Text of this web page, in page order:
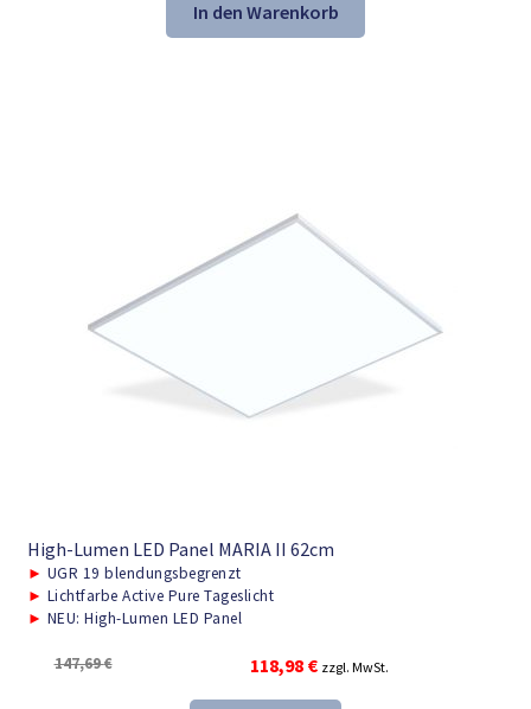
war:
159,99 €
ist:
114,99 €.
In den Warenkorb
High-Lumen LED Panel MARIA II 62cm
► UGR 19 blendungsbegrenzt
► Lichtfarbe Active Pure Tageslicht
► NEU: High-Lumen LED Panel
147,69€
Ursprünglicher
118,98 €Aktueller
zzgl. MwSt.